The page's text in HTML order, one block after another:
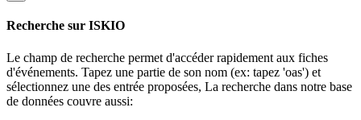
Recherche sur ISKIO
Le champ de recherche permet d'accéder rapidement aux fiches
d'événements. Tapez une partie de son nom (ex: tapez 'oas') et
sélectionnez une des entrée proposées, La recherche dans notre base
de données couvre aussi: